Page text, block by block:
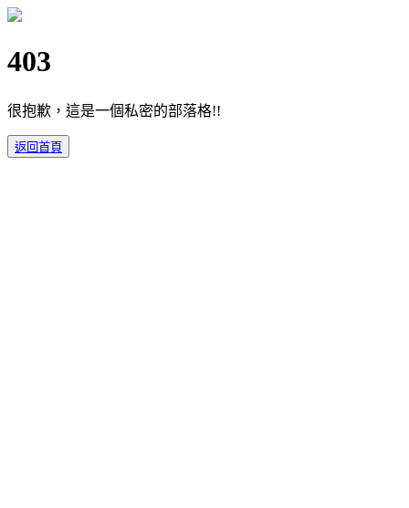
403
很抱歉，這是一個私密的部落格!!
返回首頁